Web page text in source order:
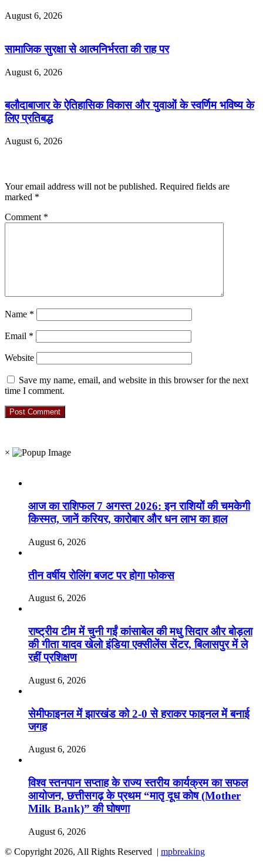
August 6, 2026
सामाजिक सुरक्षा से आत्मनिर्भरता की राह पर
August 6, 2026
बलौदाबाजार के ऐतिहासिक विकास और युवाओं के स्वर्णिम भविष्य के
लिए प्रतिबद्ध
August 6, 2026
Your email address will not be published. Required fields are
marked *
Comment *
Name *
Email *
Website
Save my name, email, and website in this browser for the next
time I comment.
×
आज का राशिफल 7 अगस्त 2026: इन राशियों की चमकेगी
किस्मत, जानें करियर, कारोबार और धन लाभ का हाल
August 6, 2026
तीन वर्षीय रोलिंग बजट पर होगा फोकस
August 6, 2026
राष्ट्रीय टीम में चुनी गईं कांसाबेल की मधु सिदार और बोड़ला
की गीता यादव खेलो इंडिया एक्सीलेंस सेंटर, बिलासपुर में ले
रहीं प्रशिक्षण
August 6, 2026
सेमीफाइनल में झारखंड को 2-0 से हराकर फाइनल में बनाई
जगह
August 6, 2026
विश्व स्तनपान सप्ताह के राज्य स्तरीय कार्यक्रम का सफल
आयोजन, छत्तीसगढ़ के प्रथम “मातृ दूध कोष (Mother
Milk Bank)” की घोषणा
August 6, 2026
© Copyright 2026, All Rights Reserved | mpbreaking